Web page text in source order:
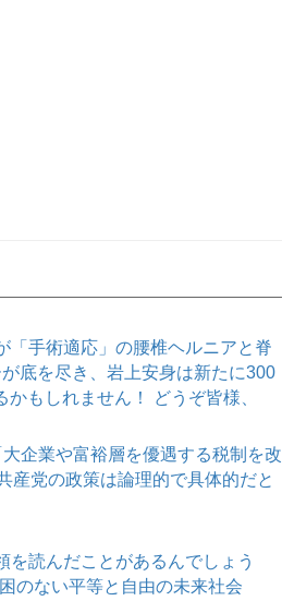
「手術適応」の腰椎ヘルニアと脊
底を尽き、岩上安身は新たに300
もしれません！ どうぞ皆様、
企業や富裕層を優遇する税制を改
党の政策は論理的で具体的だと
を読んだことがあるんでしょう
のない平等と自由の未来社会